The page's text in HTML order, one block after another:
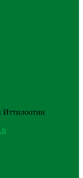
Иттилоотии